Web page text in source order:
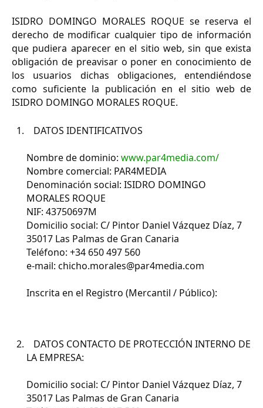
ISIDRO DOMINGO MORALES ROQUE se reserva el
derecho de modificar cualquier tipo de información
que pudiera aparecer en el sitio web, sin que exista
obligación de preavisar o poner en conocimiento de
los usuarios dichas obligaciones, entendiéndose
como suficiente la publicación en el sitio web de
ISIDRO DOMINGO MORALES ROQUE.
DATOS IDENTIFICATIVOS
Nombre de dominio: www.par4media.com/
Nombre comercial: PAR4MEDIA
Denominación social: ISIDRO DOMINGO
MORALES ROQUE
NIF: 43750697M
Domicilio social: C/ Pintor Daniel Vázquez Díaz, 7
35017 Las Palmas de Gran Canaria
Teléfono: +34 650 497 560
e-mail: chicho.morales@par4media.com
Inscrita en el Registro (Mercantil / Público):
DATOS CONTACTO DE PROTECCIÓN INTERNO DE
LA EMPRESA:
Domicilio social: C/ Pintor Daniel Vázquez Díaz, 7
35017 Las Palmas de Gran Canaria